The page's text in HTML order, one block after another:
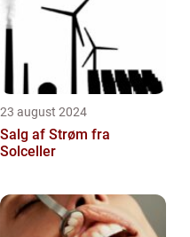
23 august 2024
Salg af Strøm fra
Solceller